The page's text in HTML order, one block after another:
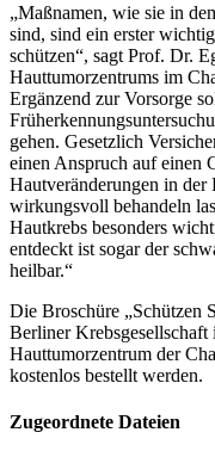
„Maßnamen, wie sie in
sind, sind ein erster
schützen“, sagt Prof. Dr.
Hauttumorzentrums im
Ergänzend zur Vorsorge
gehen. Gesetzlich
einen Anspruch auf einen
Hautveränderungen in der
wirkungsvoll behandeln
Hautkrebs besonders
entdeckt ist sogar der
heilbar.“
Die Broschüre „Schützen
Berliner
Hauttumorzentrum der
kostenlos bestellt werden.
Zugeordnete Dateien